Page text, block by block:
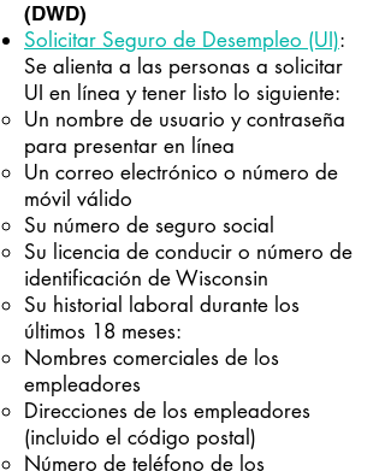
(DWD)
Solicitar Seguro de Desempleo (UI):
Se alienta a las personas a solicitar
UI en línea y tener listo lo siguiente: ​
Un nombre de usuario y contraseña
para presentar en línea
Un correo electrónico o número de
móvil válido
Su número de seguro social
Su licencia de conducir o número de
identificación de Wisconsin
Su historial laboral durante los
últimos 18 meses:
Nombres comerciales de los
empleadores
Direcciones de los empleadores
(incluido el código postal)
Número de teléfono de los